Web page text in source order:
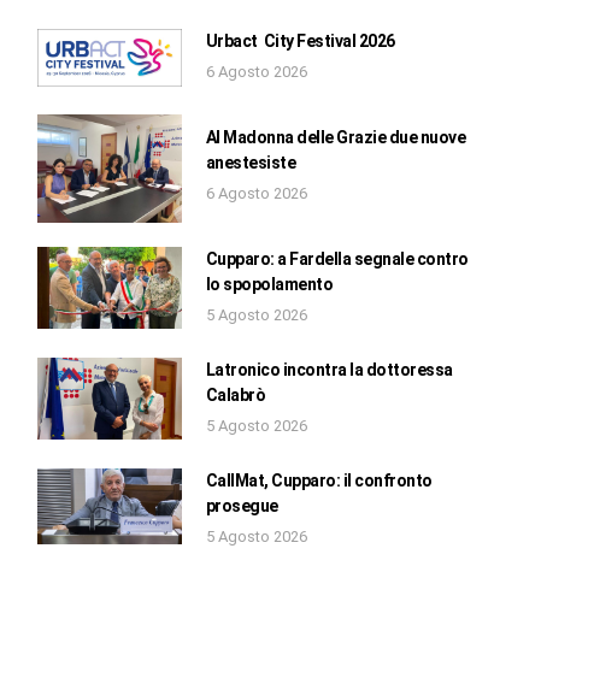
Urbact City Festival 2026
6 Agosto 2026
Al Madonna delle Grazie due nuove
anestesiste
6 Agosto 2026
Cupparo: a Fardella segnale contro
lo spopolamento
5 Agosto 2026
Latronico incontra la dottoressa
Calabrò
5 Agosto 2026
CallMat, Cupparo: il confronto
prosegue
5 Agosto 2026